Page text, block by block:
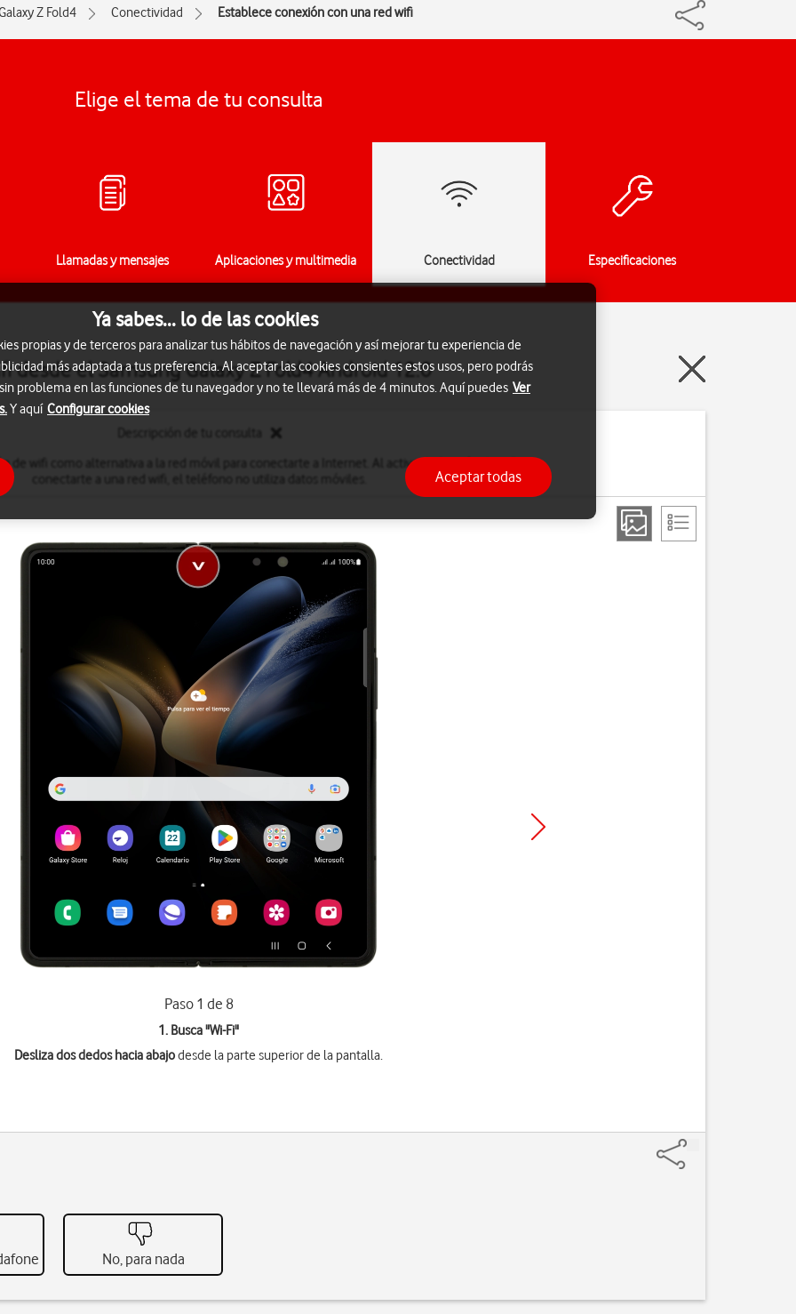
Z Fold4 Conectividad Establece conexión con una red wifi
Elige el tema de tu consulta
Llamadas y mensajes Aplicaciones y multimedia Conectividad Especificaciones
desde el Samsung Galaxy Z Fold4 Android 12.0
de wifi como alternativa a la red móvil para conectarte a Internet. Al activar la función de wifi y
Paso 1 de 8
1. Busca "Wi-Fi"
Desliza dos dedos hacia abajodesde la parte superior de la pantalla.
No, para nada
Ya sabes... lo de las cookies
propias y de terceros para analizar tus hábitos de navegación y así mejorar tu experiencia de
más adaptada a tus preferencia. Al aceptar las cookies consientes estos usos, pero podrás
problema en las funciones de tu navegador y no te llevará más de 4 minutos. Aquí puedes Ver
Y aquí Configurar cookies
Aceptar todas